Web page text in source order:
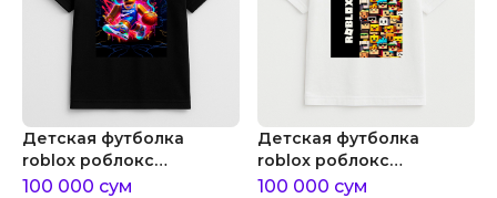
Детская футболка
roblox роблокс
баскетболист
100 000 сум
Детская футболка
roblox роблокс
персонажи
100 000 сум